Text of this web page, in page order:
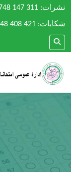
نشرات: 147 311
شکایات: 408 421